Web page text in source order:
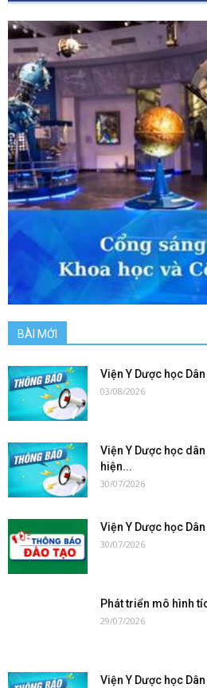
BÀI MỚI
Viện Y Dược học
03/08/2026
Viện Y Dược học
hiện...
30/07/2026
Viện Y Dược học
30/07/2026
Phát triển mô hình
29/07/2026
Viện Y Dược học